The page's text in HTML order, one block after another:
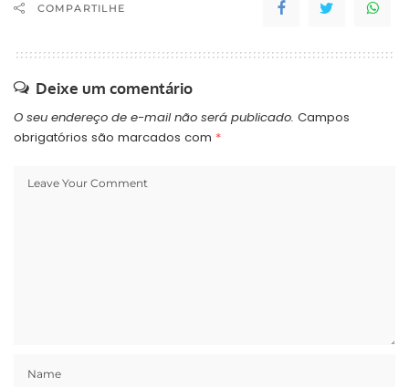
COMPARTILHE
Deixe um comentário
O seu endereço de e-mail não será publicado. Campos
obrigatórios são marcados com *